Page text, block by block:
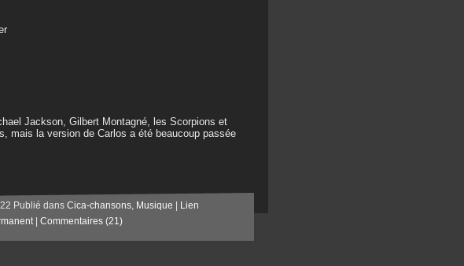
Jackson, Gilbert Montagné, les Scorpions et
mais la version de Carlos a été beaucoup passée
Publié dans Cica-chansons, Musique
Lien
| Commentaires (21)